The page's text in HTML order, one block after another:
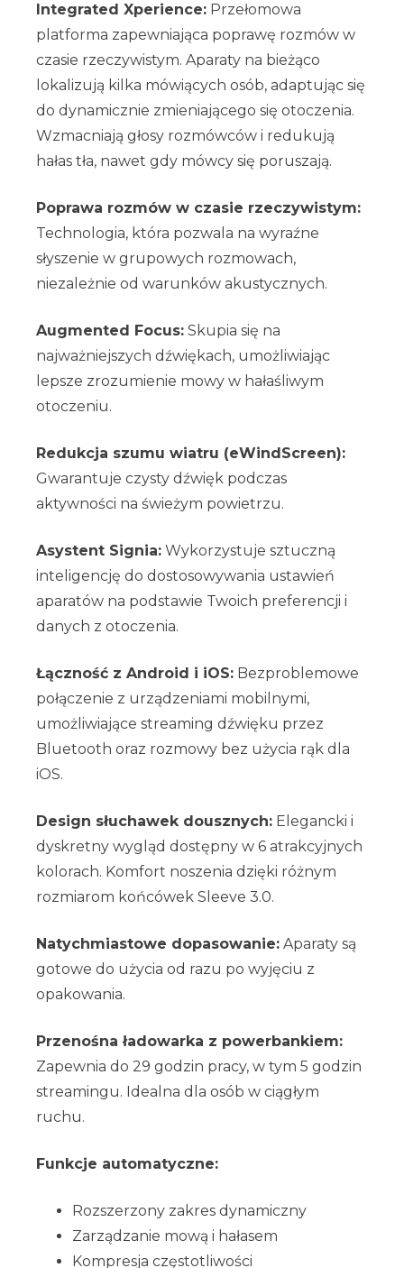
Integrated Xperience: Przełomowa
platforma zapewniająca poprawę rozmów w
czasie rzeczywistym. Aparaty na bieżąco
lokalizują kilka mówiących osób, adaptując się
do dynamicznie zmieniającego się otoczenia.
Wzmacniają głosy rozmówców i redukują
hałas tła, nawet gdy mówcy się poruszają.
Poprawa rozmów w czasie rzeczywistym:
Technologia, która pozwala na wyraźne
słyszenie w grupowych rozmowach,
niezależnie od warunków akustycznych.
Augmented Focus: Skupia się na
najważniejszych dźwiękach, umożliwiając
lepsze zrozumienie mowy w hałaśliwym
otoczeniu.
Redukcja szumu wiatru (eWindScreen):
Gwarantuje czysty dźwięk podczas
aktywności na świeżym powietrzu.
Asystent Signia: Wykorzystuje sztuczną
inteligencję do dostosowywania ustawień
aparatów na podstawie Twoich preferencji i
danych z otoczenia.
Łączność z Android i iOS: Bezproblemowe
połączenie z urządzeniami mobilnymi,
umożliwiające streaming dźwięku przez
Bluetooth oraz rozmowy bez użycia rąk dla
iOS.
Design słuchawek dousznych: Elegancki i
dyskretny wygląd dostępny w 6 atrakcyjnych
kolorach. Komfort noszenia dzięki różnym
rozmiarom końcówek Sleeve 3.0.
Natychmiastowe dopasowanie: Aparaty są
gotowe do użycia od razu po wyjęciu z
opakowania.
Przenośna ładowarka z powerbankiem:
Zapewnia do 29 godzin pracy, w tym 5 godzin
streamingu. Idealna dla osób w ciągłym
ruchu.
Funkcje automatyczne:
Rozszerzony zakres dynamiczny
Zarządzanie mową i hałasem
Kompresja częstotliwości